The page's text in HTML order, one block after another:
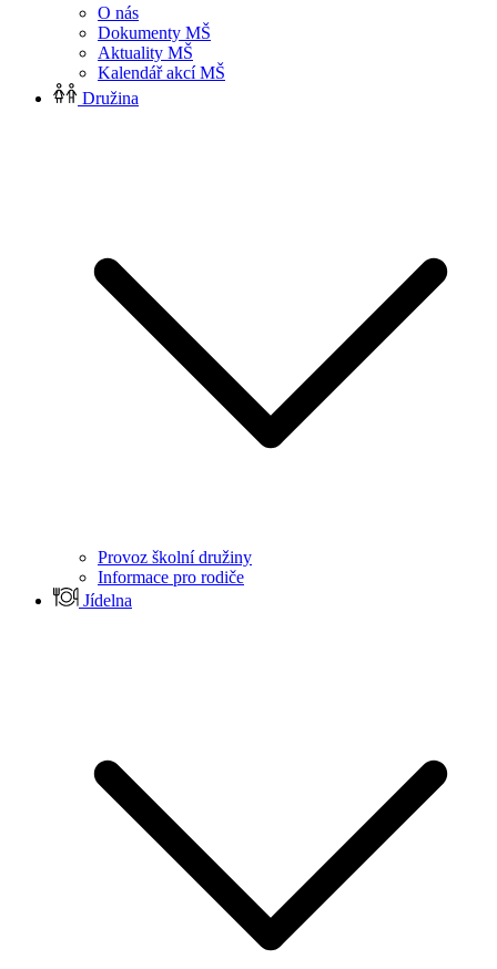
O nás
Dokumenty MŠ
Aktuality MŠ
Kalendář akcí MŠ
Družina
Provoz školní družiny
Informace pro rodiče
Jídelna